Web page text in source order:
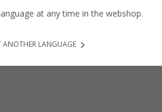
at any time in the webshop.
ANOTHER LANGUAGE